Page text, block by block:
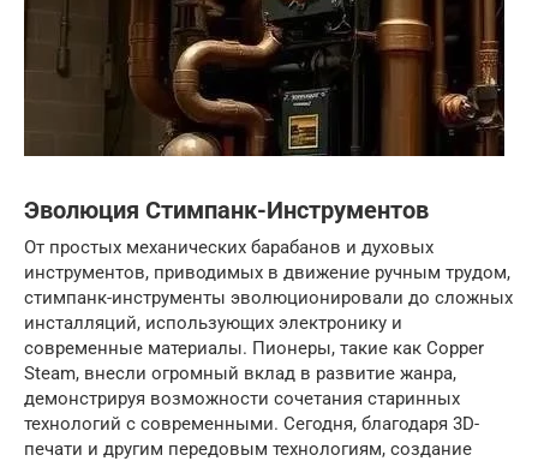
Эволюция Стимпанк-Инструментов
От простых механических барабанов и духовых
инструментов, приводимых в движение ручным трудом,
стимпанк-инструменты эволюционировали до сложных
инсталляций, использующих электронику и
современные материалы. Пионеры, такие как Copper
Steam, внесли огромный вклад в развитие жанра,
демонстрируя возможности сочетания старинных
технологий с современными. Сегодня, благодаря 3D-
печати и другим передовым технологиям, создание